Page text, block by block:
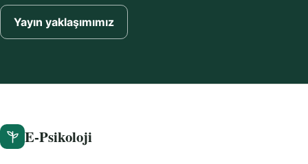
Yayın yaklaşımımız
E-Psikoloji